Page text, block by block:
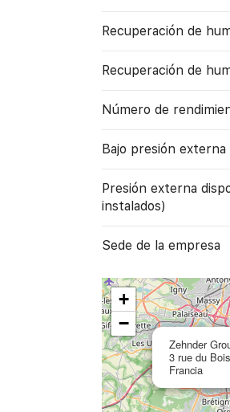
Recuperación de
Recuperación de
Número de
Bajo presión externa
Presión externa
instalados)
Sede de la empresa
Zehnder
3 rue du
Francia
+
−